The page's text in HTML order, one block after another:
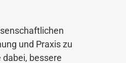
und Praxis zu
bessere